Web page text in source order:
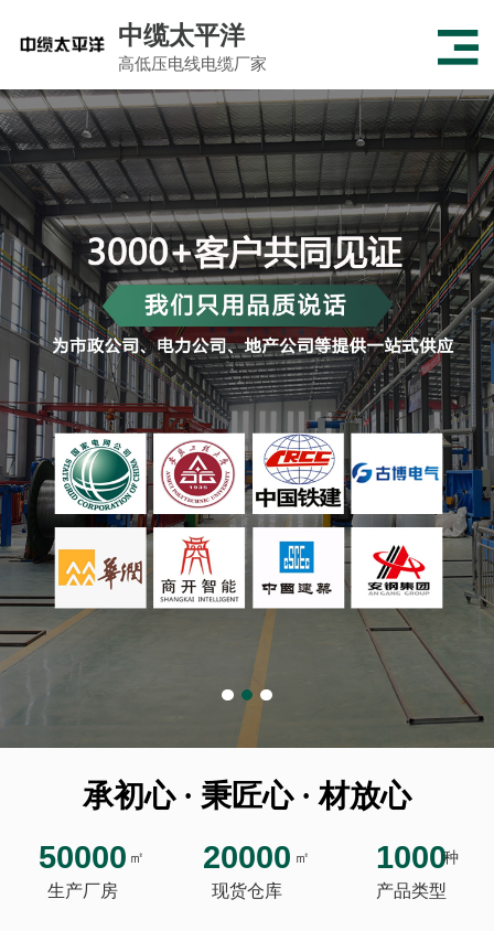
中缆太平洋
高低压电线电缆厂家
承初心 · 秉匠心 · 材放心
50000 ㎡
生产厂房
20000 ㎡
现货仓库
1000种
产品类型